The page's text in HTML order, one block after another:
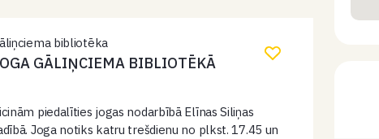
bibliotēka
GĀLIŅCIEMA BIBLIOTĒKĀ
piedalīties jogas nodarbībā Elīnas Siliņas
Joga notiks katru trešdienu no plkst. 17.45 un